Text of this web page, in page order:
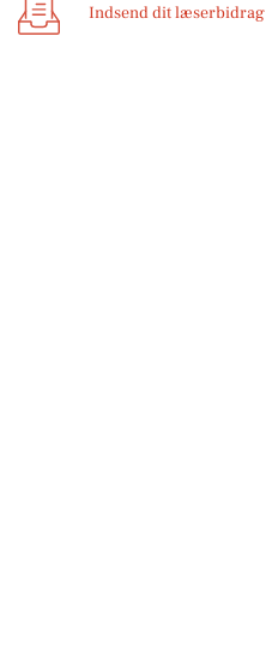
Indsend dit læserbidrag